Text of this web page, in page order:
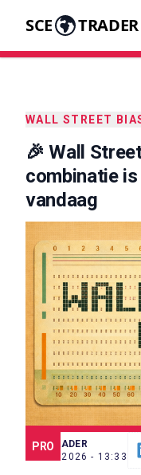
SCE TRADER
WALL STREET
🎉 Wall
combinatie
vandaag
PRO
SCE TRADER
7 JUL. 2026 - 13:33